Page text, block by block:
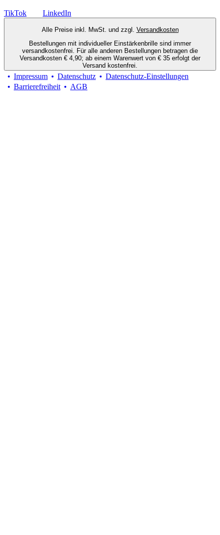
TikTok LinkedIn
Alle Preise inkl. MwSt. und zzgl. Versandkosten
Bestellungen mit individueller Einstärkenbrille sind immer
versandkostenfrei. Für alle anderen Bestellungen betragen die
Versandkosten € 4,90; ab einem Warenwert von € 35 erfolgt der
Versand kostenfrei.
Impressum Datenschutz
Datenschutz-Einstellungen
Barrierefreiheit
AGB